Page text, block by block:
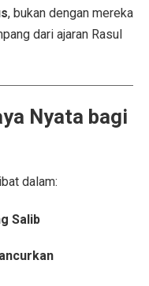
, bukan dengan mereka
dari ajaran Rasul
Nyata bagi
dalam:
Salib